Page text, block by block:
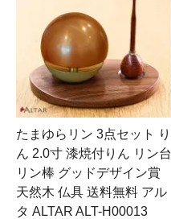
たまゆらリン 3点セット り
ん 2.0寸 漆焼付りん リン台
リン棒 グッドデザイン賞
天然木 仏具 送料無料 アル
タ ALTAR ALT-H00013